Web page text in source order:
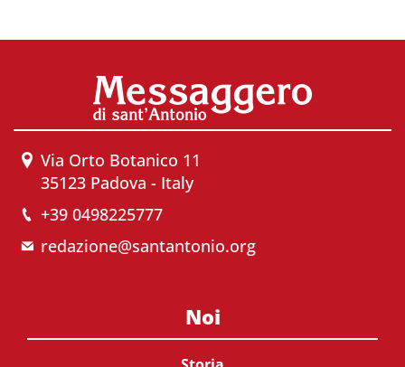
Via Orto Botanico 11
35123 Padova - Italy
+39 0498225777
redazione@santantonio.org
Noi